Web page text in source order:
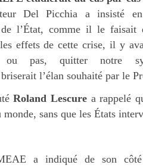
Del Picchia a insisté
de l’État, comme il le
effets de cette crise, il y
ou pas, quitter notre
l’élan souhaité par le
Roland Lescurea rappelé
monde, sans que les États
a indiqué de son